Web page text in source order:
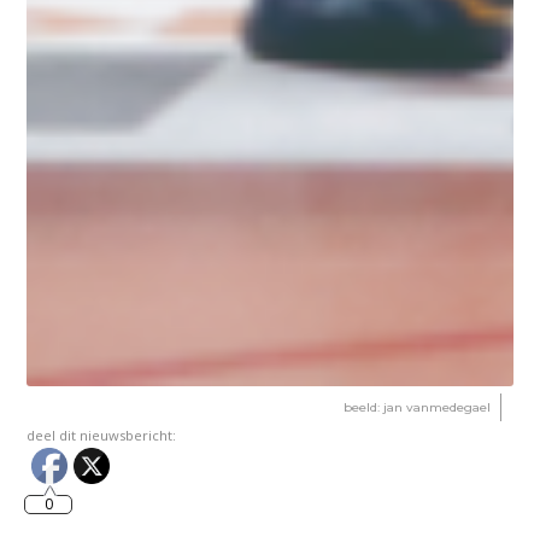
beeld: jan vanmedegael
deel dit nieuwsbericht:
0